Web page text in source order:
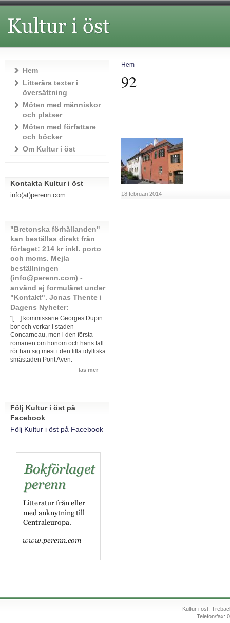
Hem
92
18 februari 2014
Hem
Litterära texter i
översättning
Möten med människor
och platser
Möten med författare
och böcker
Om Kultur i öst
Kontakta Kultur i öst
info(at)perenn.com
"Bretonska förhållanden"
kan beställas direkt från
förlaget: 214 kr inkl. porto
och moms. Mejla
beställningen
(info@perenn.com) -
använd ej formuläret under
"Kontakt". Jonas Thente i
Dagens Nyheter:
"[…] kommissarie Georges Dupin
bor och verkar i staden
Concarneau, men i den första
romanen om honom och hans fall
rör han sig mest i den lilla idylliska
småstaden Pont Aven.
läs mer
Följ Kultur i öst på
Facebook
Följ Kultur i öst på Facebook
Kultur i öst,
Telefon/fax: